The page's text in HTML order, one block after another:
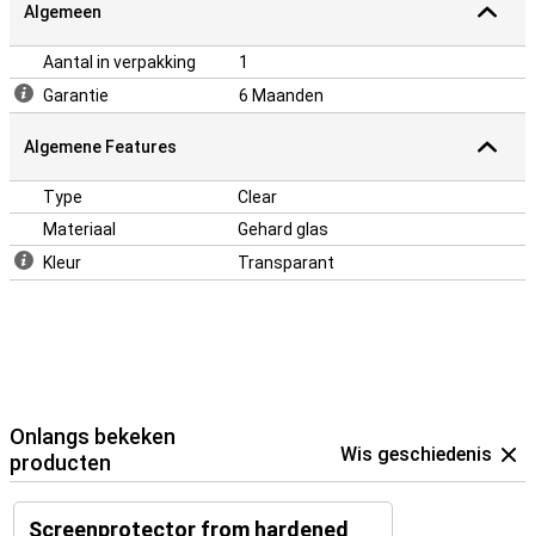
Algemeen
Aantal in verpakking
1
Garantie
6 Maanden
Algemene Features
Type
Clear
Materiaal
Gehard glas
Kleur
Transparant
Onlangs bekeken
producten
Wis geschiedenis
Screenprotector from hardened